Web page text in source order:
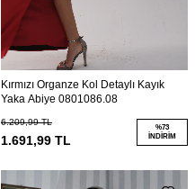
Kırmızı Organze Kol Detaylı Kayık
Yaka Abiye 0801086.08
6.209,99TL
1.691,99 TL
%73
İNDIRIM